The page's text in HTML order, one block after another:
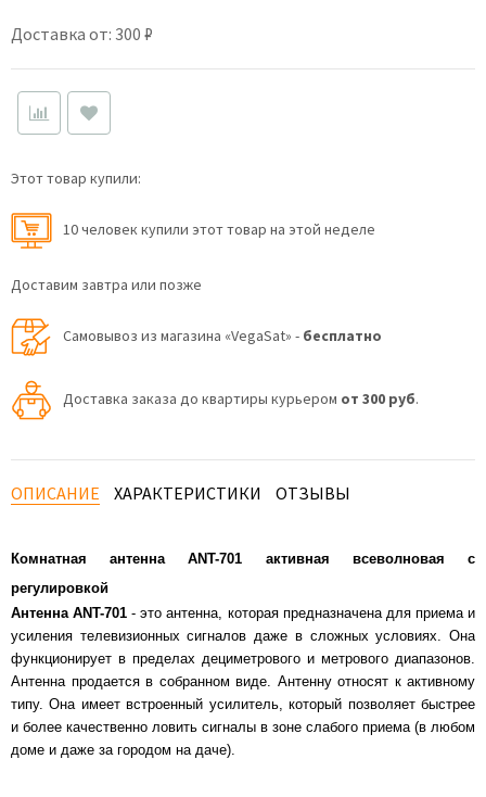
Доставка от: 300 ₽
Этот товар купили:
10 человек купили этот товар на этой неделе
Доставим завтра или позже
Самовывоз из магазина «VegaSat» - бесплатно
Доставка заказа до квартиры курьером от 300 руб.
ОПИСАНИЕ ХАРАКТЕРИСТИКИ ОТЗЫВЫ
Комнатная антенна ANT-701 активная всеволновая с
регулировкой
Антенна ANT-701- это антенна, которая предназначена для приема и
усиления телевизионных сигналов даже в сложных условиях. Она
функционирует в пределах дециметрового и метрового диапазонов.
Антенна продается в собранном виде. Антенну относят к активному
типу. Она имеет встроенный усилитель, который позволяет быстрее
и более качественно ловить сигналы в зоне слабого приема (в любом
доме и даже за городом на даче).